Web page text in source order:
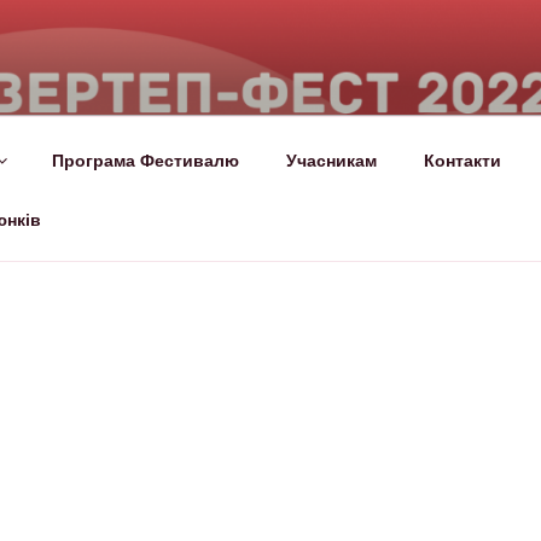
Програма Фестивалю Учасникам Контакти